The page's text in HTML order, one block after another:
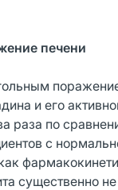
печени
и его
раза по
с
существенно